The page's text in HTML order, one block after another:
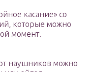
касание» со
которые можно
момент.
наушников можно